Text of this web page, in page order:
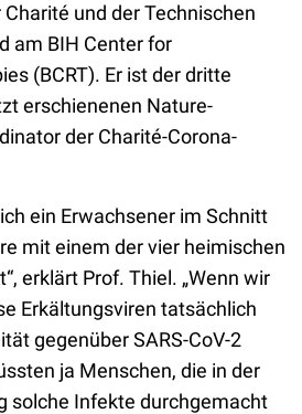
und der Technischen
am BIH Center for
(BCRT). Er ist der dritte
erschienenen Nature-
der Charité-Corona-
ein Erwachsener im Schnitt
mit einem der vier heimischen
erklärt Prof. Thiel. „Wenn wir
Erkältungsviren tatsächlich
gegenüber SARS-CoV-2
ja Menschen, die in der
solche Infekte durchgemacht